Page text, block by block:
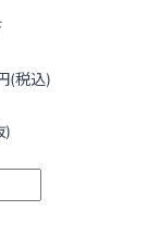
(税込)
)